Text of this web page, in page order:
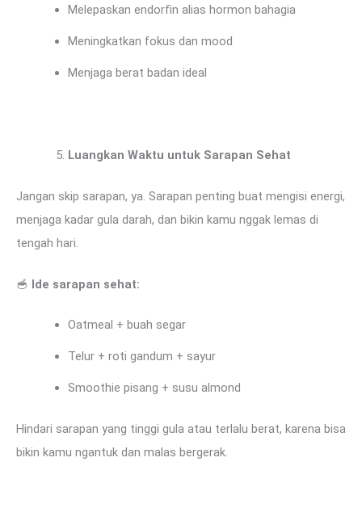
Melepaskan endorfin alias hormon bahagia
Meningkatkan fokus dan mood
Menjaga berat badan ideal
Luangkan Waktu untuk Sarapan Sehat
Jangan skip sarapan, ya. Sarapan penting buat mengisi energi,
menjaga kadar gula darah, dan bikin kamu nggak lemas di
tengah hari.
🥣 Ide sarapan sehat:
Oatmeal + buah segar
Telur + roti gandum + sayur
Smoothie pisang + susu almond
Hindari sarapan yang tinggi gula atau terlalu berat, karena bisa
bikin kamu ngantuk dan malas bergerak.